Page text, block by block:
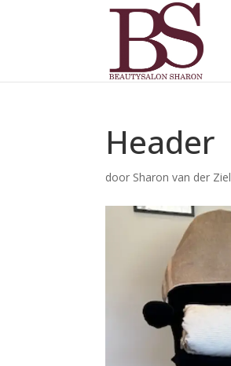
Header
door Sharon van der Ziel